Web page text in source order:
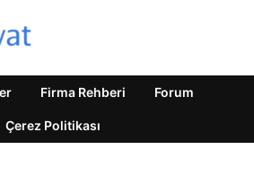
Firma Rehberi Forum
Çerez Politikası